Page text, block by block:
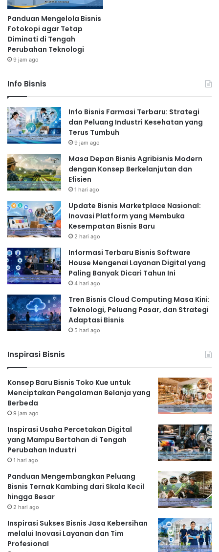
Panduan Mengelola Bisnis
Fotokopi agar Tetap
Diminati di Tengah
Perubahan Teknologi
9 jam ago
Info Bisnis
Info Bisnis Farmasi Terbaru: Strategi
dan Peluang Industri Kesehatan yang
Terus Tumbuh
9 jam ago
Masa Depan Bisnis Agribisnis Modern
dengan Konsep Berkelanjutan dan
Efisien
1 hari ago
Update Bisnis Marketplace Nasional:
Inovasi Platform yang Membuka
Kesempatan Bisnis Baru
2 hari ago
Informasi Terbaru Bisnis Software
House Mengenai Layanan Digital yang
Paling Banyak Dicari Tahun Ini
4 hari ago
Tren Bisnis Cloud Computing Masa Kini:
Teknologi, Peluang Pasar, dan Strategi
Adaptasi Bisnis
5 hari ago
Inspirasi Bisnis
Konsep Baru Bisnis Toko Kue untuk
Menciptakan Pengalaman Belanja yang
Berbeda
9 jam ago
Inspirasi Usaha Percetakan Digital
yang Mampu Bertahan di Tengah
Perubahan Industri
1 hari ago
Panduan Mengembangkan Peluang
Bisnis Ternak Kambing dari Skala Kecil
hingga Besar
2 hari ago
Inspirasi Sukses Bisnis Jasa Kebersihan
melalui Inovasi Layanan dan Tim
Profesional